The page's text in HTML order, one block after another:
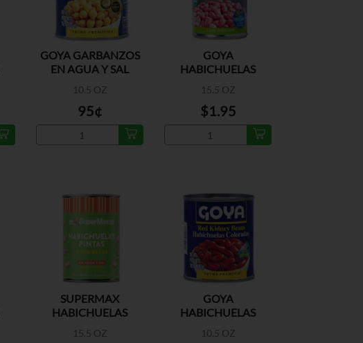
GOYA GARBANZOS
EN AGUA Y SAL
10.5 OZ
95¢
GOYA
HABICHUELAS
ORGANICAS
15.5 OZ
$1.95
SUPERMAX
HABICHUELAS
15.5 OZ
GOYA
HABICHUELAS
AGUA Y SAL
10.5 OZ